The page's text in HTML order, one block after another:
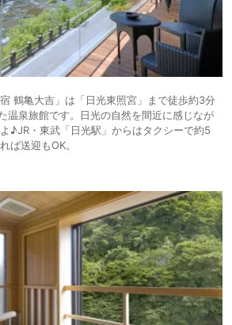
鶴亀大吉」は「日光東照宮」まで徒歩約3分
温泉旅館です。日光の自然を間近に感じなが
♪JR・東武「日光駅」からはタクシーで約5
ば送迎もOK。